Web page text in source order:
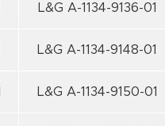
L&G A-1134-9136-01
L&G A-1134-9148-01
L&G A-1134-9150-01